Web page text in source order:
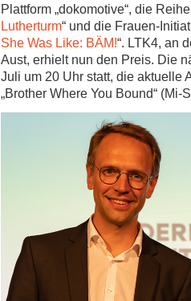
Plattform „dokomotive“, die Reihe
Lutherturm“ und die Frauen-
She Was Like: BÄM!“. LTK4, an
Aust, erhielt nun den Preis. Die
Juli um 20 Uhr statt, die aktuelle
„Brother Where You Bound“ (Mi-